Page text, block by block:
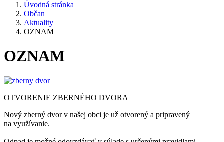
Úvodná stránka
Občan
Aktuality
OZNAM
OZNAM
OTVORENIE ZBERNÉHO DVORA
Nový zberný dvor v našej obci je už otvorený a pripravený
na využívanie.